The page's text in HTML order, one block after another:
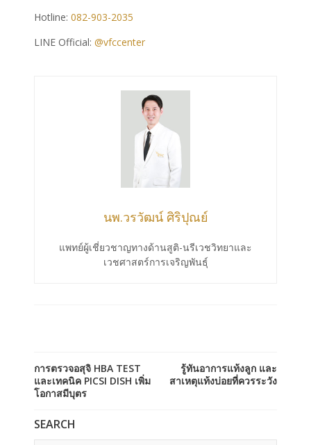
Hotline: 082-903-2035
LINE Official: @vfccenter
นพ.วรวัฒน์ ศิริปุณย์
แพทย์ผู้เชี่ยวชาญทางด้านสูติ-นรีเวชวิทยาและ
เวชศาสตร์การเจริญพันธุ์
การตรวจอสุจิ HBA TEST
และเทคนิค PICSI DISH เพิ่ม
โอกาสมีบุตร
รู้ทันอาการแท้งลูก และ
สาเหตุแท้งบ่อยที่ควรระวัง
SEARCH